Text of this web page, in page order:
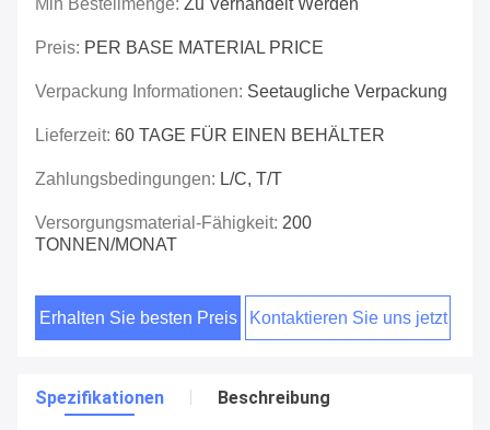
Min Bestellmenge: Zu Verhandelt Werden
Preis: PER BASE MATERIAL PRICE
Verpackung Informationen: Seetaugliche Verpackung
Lieferzeit: 60 TAGE FÜR EINEN BEHÄLTER
Zahlungsbedingungen: L/C, T/T
Versorgungsmaterial-Fähigkeit: 200
TONNEN/MONAT
Erhalten Sie besten Preis Kontaktieren Sie uns jetzt
Spezifikationen Beschreibung